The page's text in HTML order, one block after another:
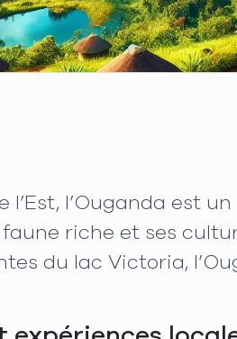
l’Ouganda est
riche et ses
du lac Victoria,